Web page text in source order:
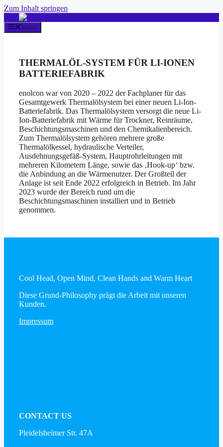
Zum Inhalt springen
Menü
THERMALÖL-SYSTEM FÜR LI-IONEN
BATTERIEFABRIK
enolcon war von 2020 – 2022 der Fachplaner für das
Gesamtgewerk Thermalölsystem bei einer neuen Li-Ion-
Batteriefabrik. Das Thermalölsystem versorgt die neue Li-
Ion-Batteriefabrik mit Wärme für Trockner, Reinräume,
Beschichtungsmaschinen und den Chemikalienbereich.
Zum Thermalölsystem gehören mehrere große
Thermalölkessel, hydraulische Verteiler,
Ausdehnungsgefäß-System, Hauptrohrleitungen mit
mehreren Kilometern Länge, sowie das ‚Hook-up‘ bzw.
die Anbindung an die Wärmenutzer. Der Großteil der
Anlage ist seit Ende 2022 erfolgreich in Betrieb. Im Jahr
2023 wurde der Bereich rund um die
Beschichtungsmaschinen installiert und in Betrieb
genommen.
Cool Head, Open Mind, Clean Hands and Warm Heart
Diese Grund-Philosophy prägt die Arbeit mit unseren
Kunden.
Impressum
CONTACT US
Pleidelsheimer Str. 47A